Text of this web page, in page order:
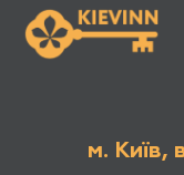
м. Київ,